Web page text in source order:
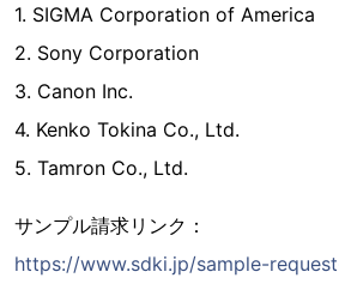
1. SIGMA Corporation of America
2. Sony Corporation
3. Canon Inc.
4. Kenko Tokina Co., Ltd.
5. Tamron Co., Ltd.
サンプル請求リンク：
https://www.sdki.jp/sample-